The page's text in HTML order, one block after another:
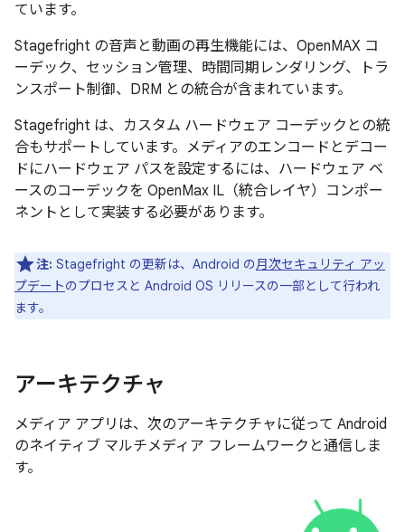
ています。
Stagefright の音声と動画の再生機能には、OpenMAX コ
ーデック、セッション管理、時間同期レンダリング、トラ
ンスポート制御、DRM との統合が含まれています。
Stagefright は、カスタム ハードウェア コーデックとの統
合もサポートしています。メディアのエンコードとデコー
ドにハードウェア パスを設定するには、ハードウェア ベ
ースのコーデックを OpenMax IL（統合レイヤ）コンポー
ネントとして実装する必要があります。
注: Stagefright の更新は、Android の月次セキュリティ アッ
プデートのプロセスと Android OS リリースの一部として行われ
ます。
アーキテクチャ
メディア アプリは、次のアーキテクチャに従って Android
のネイティブ マルチメディア フレームワークと通信しま
す。